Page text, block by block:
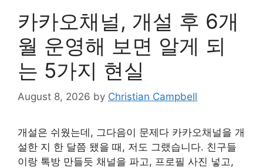
카카오채널, 개설 후 6개
월 운영해 보면 알게 되
는 5가지 현실
August 8, 2026 by Christian Campbell
개설은 쉬웠는데, 그다음이 문제다 카카오채널을 개
설한 지 한 달쯤 됐을 때, 저도 그랬습니다. 친구들
이랑 톡방 만들듯 채널을 파고, 프로필 사진 넣고,